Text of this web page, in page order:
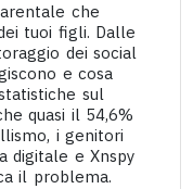
che
tuoi figli. Dalle
dei social
e cosa
sul
quasi il 54,6%
i genitori
digitale e Xnspy
il problema.